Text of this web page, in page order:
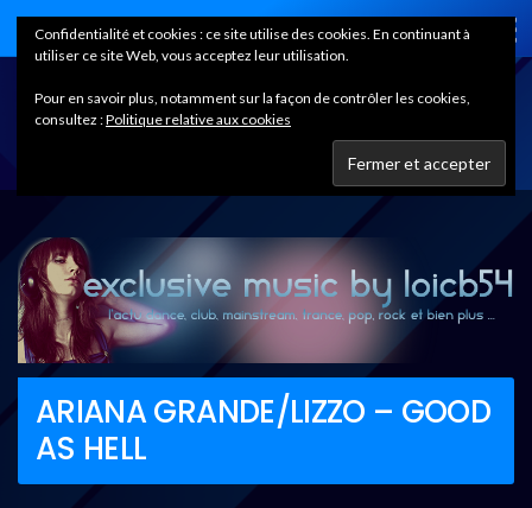
Home
ARIANA GRANDE/LIZZO – GOOD
AS HELL
Confidentialité et cookies : ce site utilise des cookies. En continuant à
utiliser ce site Web, vous acceptez leur utilisation.
Pour en savoir plus, notamment sur la façon de contrôler les cookies,
consultez :Politique relative aux cookies